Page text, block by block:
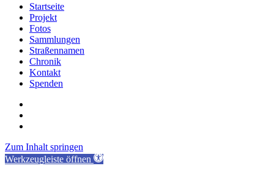
Close
Menu
Startseite
Projekt
Fotos
Sammlungen
Straßennamen
Chronik
Kontakt
Spenden
Zum Inhalt springen
Werkzeugleiste öffnen